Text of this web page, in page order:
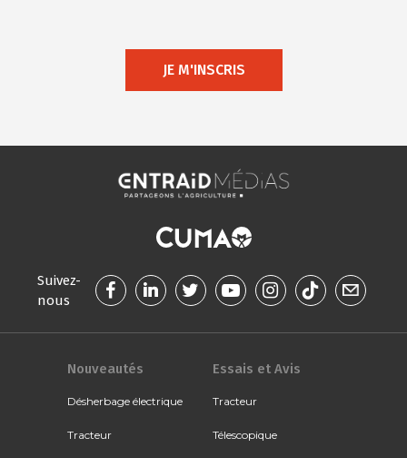
JE M'INSCRIS
Suivez-
nous
Nouveautés
Désherbage électrique
Tracteur
Essais et Avis
Tracteur
Télescopique